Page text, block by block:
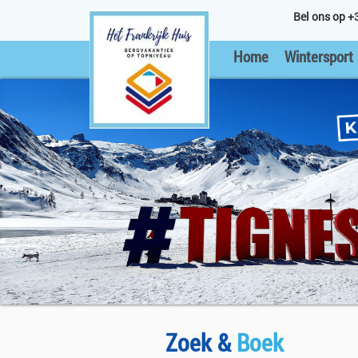
Bel ons op
Home Wintersport
Zoek &Boek